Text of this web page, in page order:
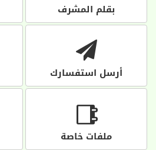
بقلم المشرف
أرسل استفسارك
ملفات خاصة